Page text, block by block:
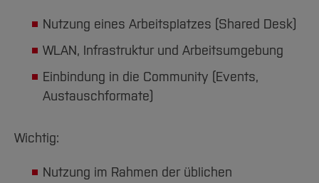
Nutzung eines Arbeitsplatzes (Shared Desk)
WLAN, Infrastruktur und Arbeitsumgebung
Einbindung in die Community (Events,
Austauschformate)
Wichtig:
Nutzung im Rahmen der üblichen